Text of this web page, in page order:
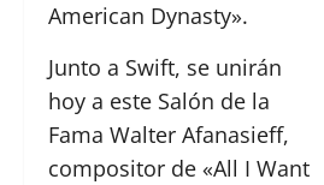
American Dynasty».
Junto a Swift, se unirán
hoy a este Salón de la
Fama Walter Afanasieff,
compositor de «All I Want